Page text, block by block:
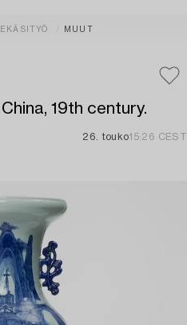
MUUT
19th century.
26. touko15:26 CEST